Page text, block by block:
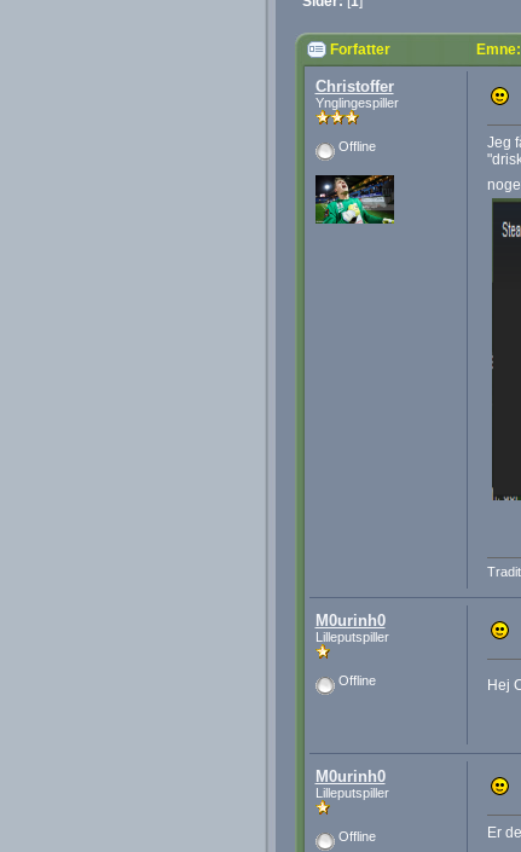
Forfatter
Christoffer
Ynglingespiller
Offline
Jeg
M0urinh0
Lilleputspiller
Offline Hej
M0urinh0
Lilleputspiller
Offline Er